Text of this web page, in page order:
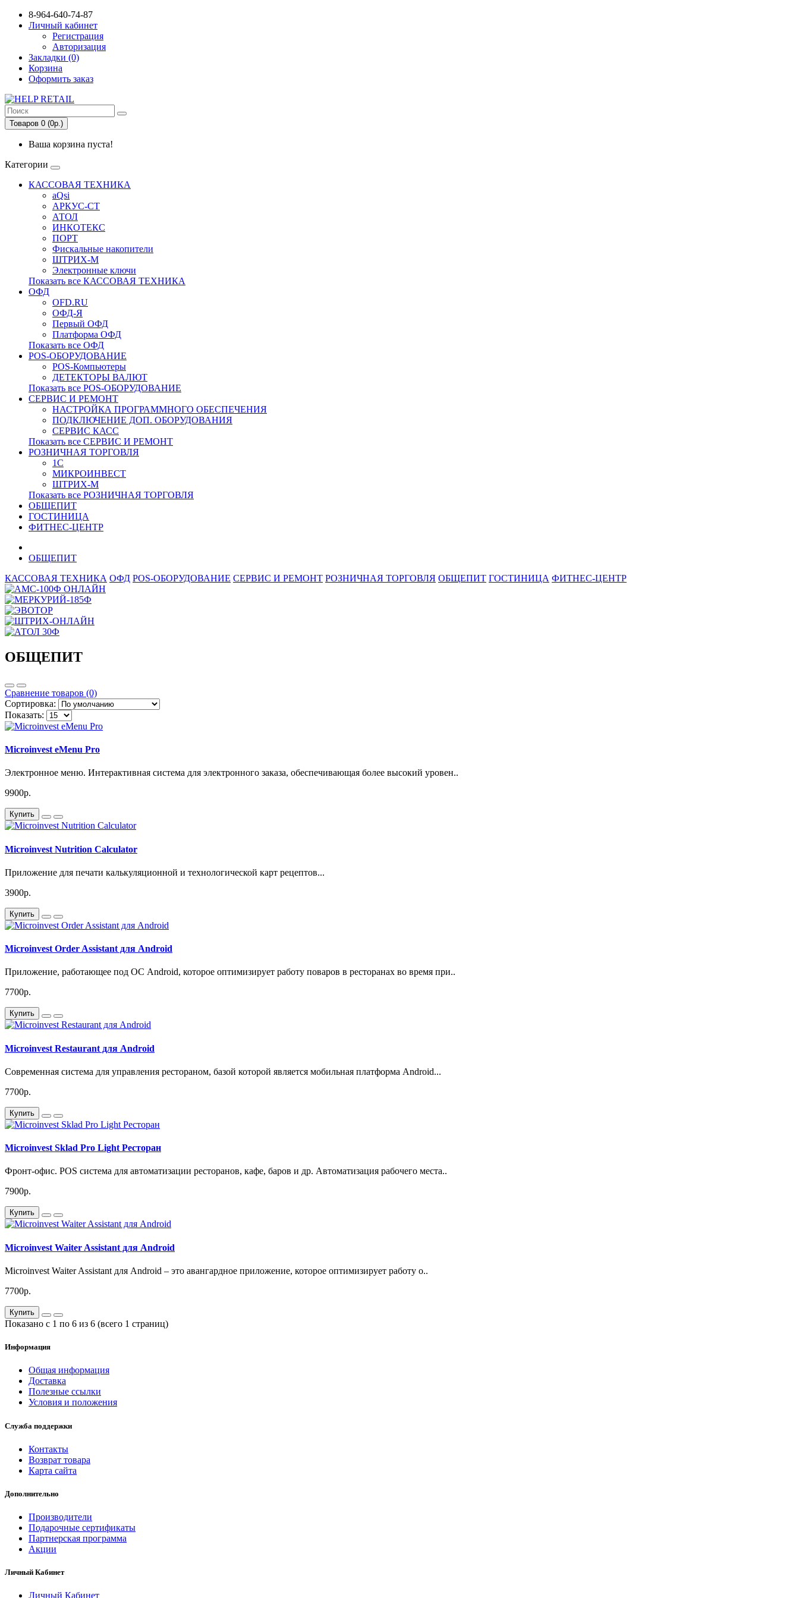
8-964-640-74-87
Личный кабинет
Регистрация
Авторизация
Закладки (0)
Корзина
Оформить заказ
Товаров 0 (0р.)
Ваша корзина пуста!
Категории
КАССОВАЯ ТЕХНИКА
aQsi
АРКУС-СТ
АТОЛ
ИНКОТЕКС
ПОРТ
Фискальные накопители
ШТРИХ-М
Электронные ключи
Показать все КАССОВАЯ ТЕХНИКА
ОФД
OFD.RU
ОФД-Я
Первый ОФД
Платформа ОФД
Показать все ОФД
POS-ОБОРУДОВАНИЕ
POS-Компьютеры
ДЕТЕКТОРЫ ВАЛЮТ
Показать все POS-ОБОРУДОВАНИЕ
СЕРВИС И РЕМОНТ
НАСТРОЙКА ПРОГРАММНОГО ОБЕСПЕЧЕНИЯ
ПОДКЛЮЧЕНИЕ ДОП. ОБОРУДОВАНИЯ
СЕРВИС КАСС
Показать все СЕРВИС И РЕМОНТ
РОЗНИЧНАЯ ТОРГОВЛЯ
1С
МИКРОИНВЕСТ
ШТРИХ-М
Показать все РОЗНИЧНАЯ ТОРГОВЛЯ
ОБЩЕПИТ
ГОСТИНИЦА
ФИТНЕС-ЦЕНТР
ОБЩЕПИТ
КАССОВАЯ ТЕХНИКА ОФД POS-ОБОРУДОВАНИЕ СЕРВИС И РЕМОНТ РОЗНИЧНАЯ ТОРГОВЛЯ ОБЩЕПИТ ГОСТИНИЦА ФИТНЕС-ЦЕНТР
ОБЩЕПИТ
Сравнение товаров (0)
Сортировка:
Показать:
Microinvest eMenu Pro
Электронное меню. Интерактивная система для электронного заказа, обеспечивающая более высокий уровен..
9900р.
Купить
Microinvest Nutrition Calculator
Приложение для печати калькуляционной и технологической карт рецептов...
3900р.
Купить
Microinvest Order Assistant для Android
Приложение, работающее под ОС Android, которое оптимизирует работу поваров в ресторанах во время при..
7700р.
Купить
Microinvest Restaurant для Android
Современная система для управления рестораном, базой которой является мобильная платформа Android...
7700р.
Купить
Microinvest Sklad Pro Light Ресторан
Фронт-офис. POS система для автоматизации ресторанов, кафе, баров и др. Автоматизация рабочего места..
7900р.
Купить
Microinvest Waiter Assistant для Android
Microinvest Waiter Assistant для Android – это авангардное приложение, которое оптимизирует работу о..
7700р.
Купить
Показано с 1 по 6 из 6 (всего 1 страниц)
Информация
Общая информация
Доставка
Полезные ссылки
Условия и положения
Служба поддержки
Контакты
Возврат товара
Карта сайта
Дополнительно
Производители
Подарочные сертификаты
Партнерская программа
Акции
Личный Кабинет
Личный Кабинет